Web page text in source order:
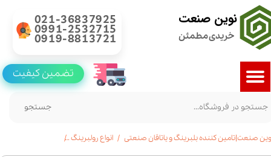
نوین صنعت
خریدی مطمئن
021-36837925
0991-2532715
0919-8813721
جستجو
تضمین کیفیت
صنعت|تامین کننده بلبرینگ و یاتاقان صنعتی انواع رولبرینگ